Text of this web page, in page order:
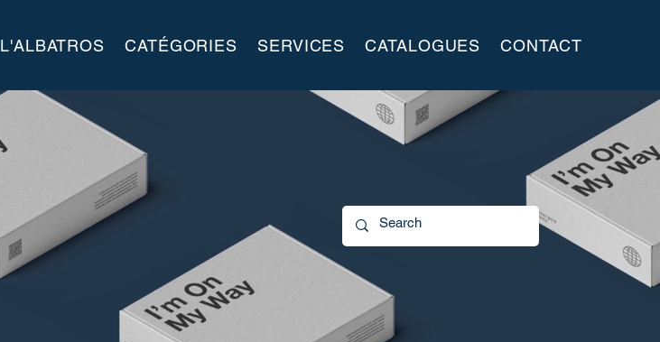
L'ALBATROS CATÉGORIES SERVICES CATALOGUES CONTACT